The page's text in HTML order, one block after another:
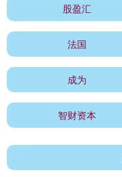
股盈汇
法国
成为
智财资本